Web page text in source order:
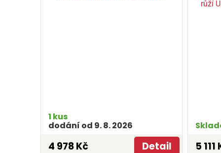
1 kus
dodání od 9. 8. 2026
4 978 Kč Detail 5 111